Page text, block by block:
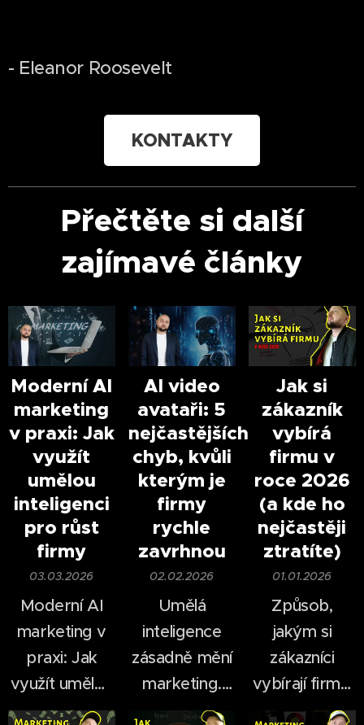
- Eleanor Roosevelt
KONTAKTY
Přečtěte si další
zajímavé články
Moderní AI
marketing
v praxi: Jak
využít
umělou
inteligenci
pro růst
firmy
03.03.2026
Moderní AI
marketing v
praxi: Jak
využít umělou
inteligenci pro
AI video
avataři: 5
nejčastějších
chyb, kvůli
kterým je
firmy
rychle
zavrhnou
02.02.2026
Umělá
inteligence
zásadně mění
marketing.
Ještě před
Jak si
zákazník
vybírá
firmu v
roce 2026
(a kde ho
nejčastěji
ztratíte)
01.01.2026
Způsob,
jakým si
zákazníci
vybírají firmy,
se za poslední